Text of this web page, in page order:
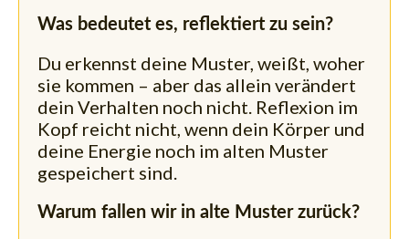
Was bedeutet es, reflektiert zu sein?
Du erkennst deine Muster, weißt, woher
sie kommen – aber das allein verändert
dein Verhalten noch nicht. Reflexion im
Kopf reicht nicht, wenn dein Körper und
deine Energie noch im alten Muster
gespeichert sind.
Warum fallen wir in alte Muster zurück?